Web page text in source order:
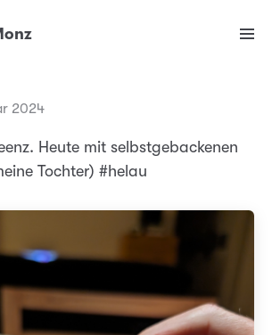
2024
Heute mit selbstgebackenen
Tochter) #helau